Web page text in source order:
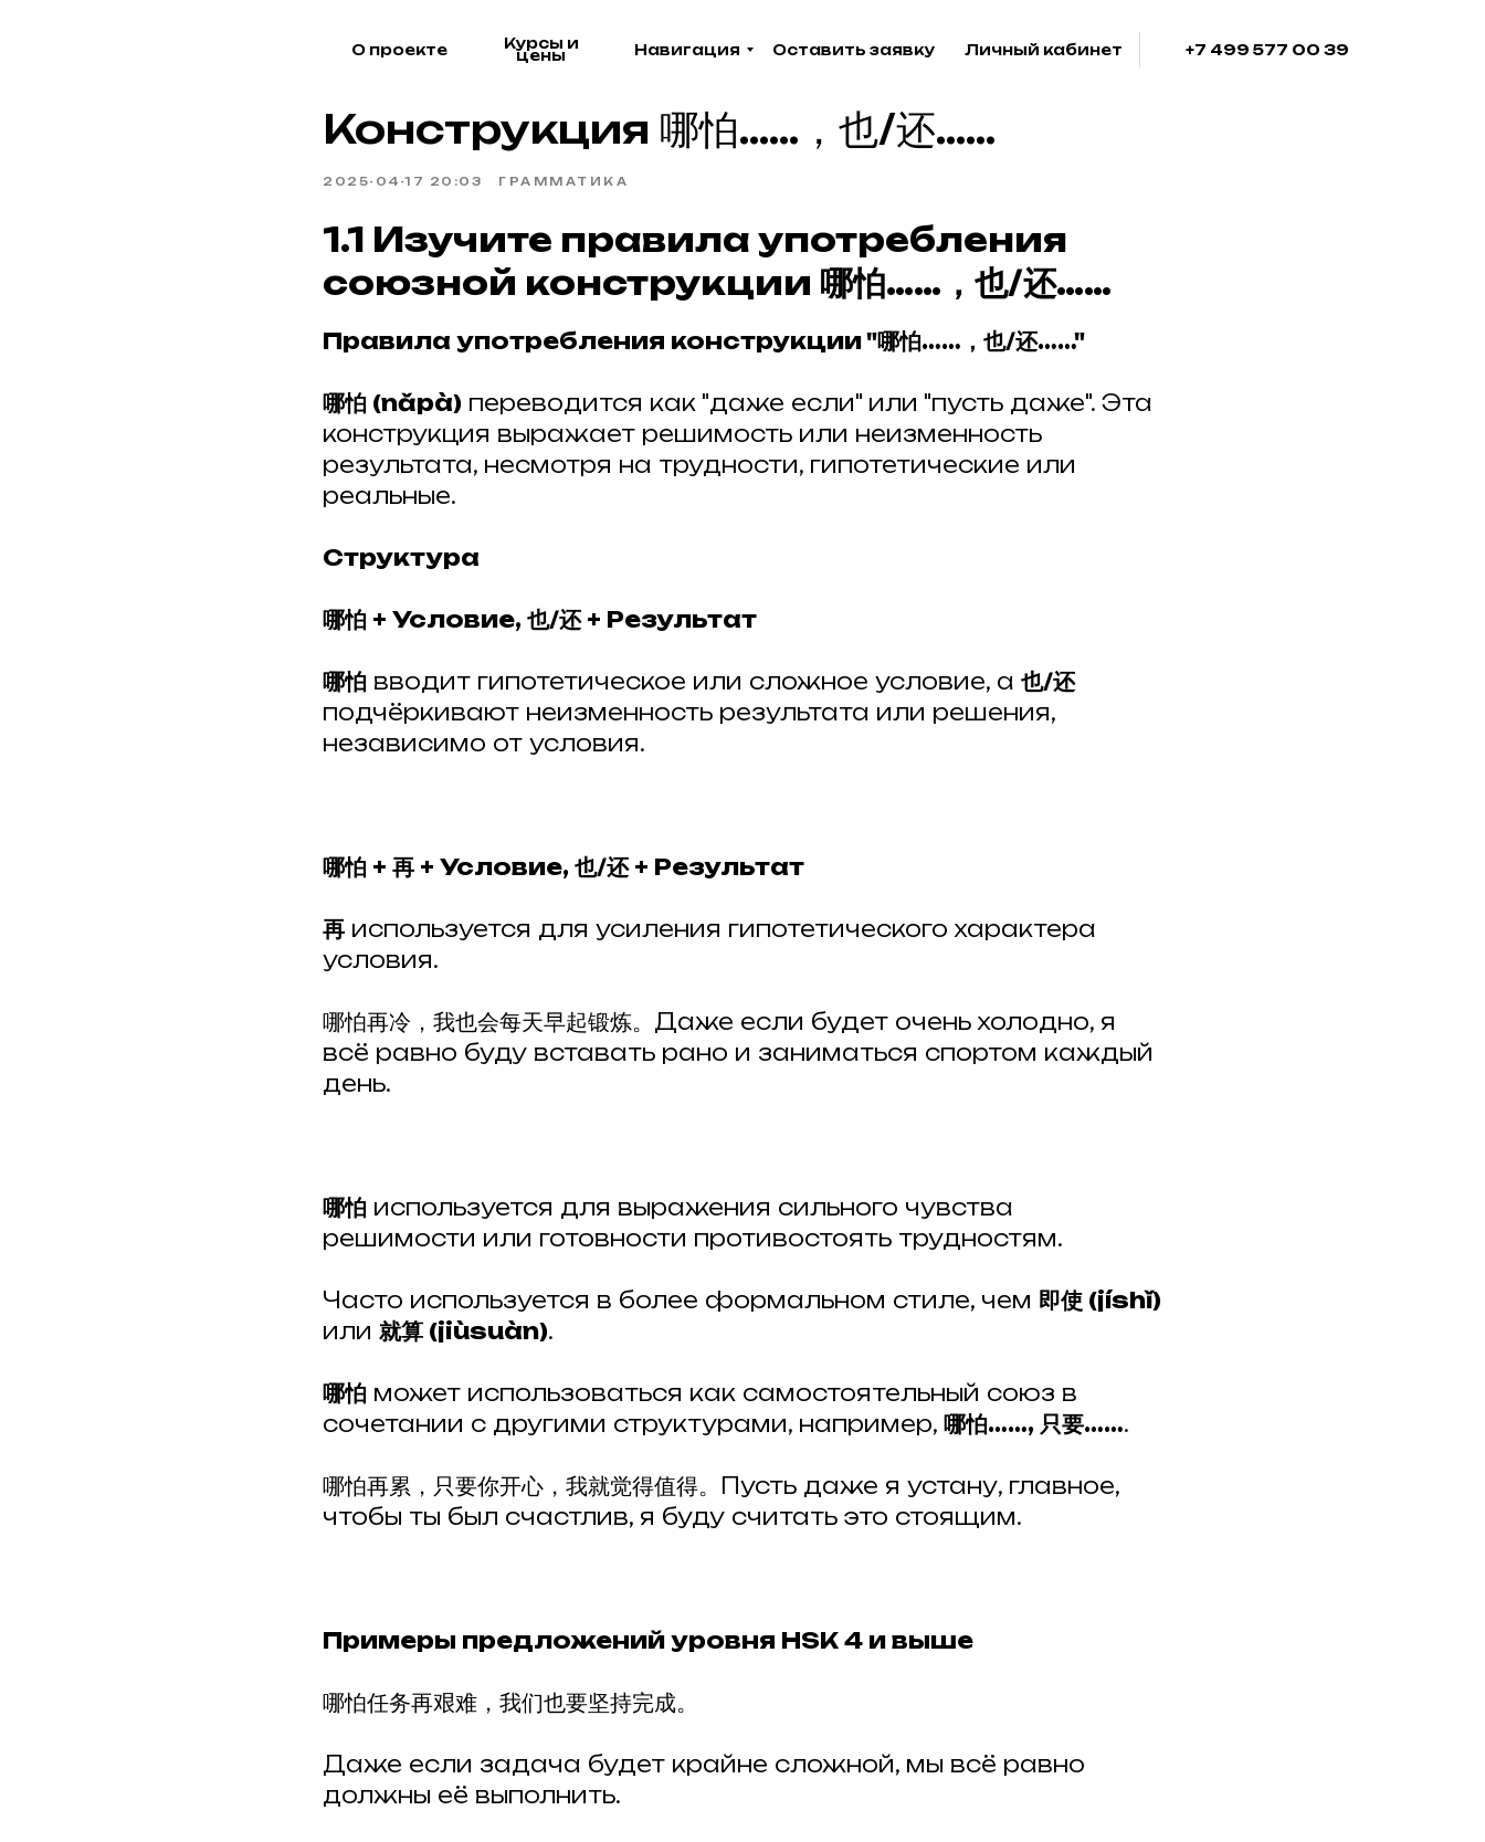
Личный кабинет
Оставить заявку
Навигация
О проекте Курсы и
цены +7 499 577 00 39
Конструкция 哪怕……，也/还……
2025-04-17 20:03 ГРАММАТИКА
1.1 Изучите правила употребления
союзной конструкции 哪怕……，也/还……
Правила употребления конструкции "哪怕……，也/还……"
哪怕 (nǎpà) переводится как "даже если" или "пусть даже". Эта
конструкция выражает решимость или неизменность
результата, несмотря на трудности, гипотетические или
реальные.
Структура
哪怕 + Условие, 也/还 + Результат
哪怕 вводит гипотетическое или сложное условие, а 也/还
подчёркивают неизменность результата или решения,
независимо от условия.
哪怕 + 再 + Условие, 也/还 + Результат
再 используется для усиления гипотетического характера
условия.
哪怕再冷，我也会每天早起锻炼。Даже если будет очень холодно, я
всё равно буду вставать рано и заниматься спортом каждый
день.
哪怕 используется для выражения сильного чувства
решимости или готовности противостоять трудностям.
Часто используется в более формальном стиле, чем 即使 (jíshǐ)
или 就算 (jiùsuàn).
哪怕 может использоваться как самостоятельный союз в
сочетании с другими структурами, например, 哪怕……, 只要…….
哪怕再累，只要你开心，我就觉得值得。Пусть даже я устану, главное,
чтобы ты был счастлив, я буду считать это стоящим.
Примеры предложений уровня HSK 4 и выше
哪怕任务再艰难，我们也要坚持完成。
Даже если задача будет крайне сложной, мы всё равно
должны её выполнить.